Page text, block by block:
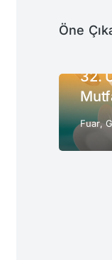
Öne
32.
Fuar,